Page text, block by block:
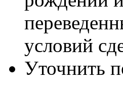
условий
Уточнить